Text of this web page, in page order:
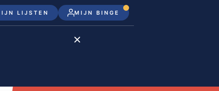
LIJSTEN MIJN BINGE
Disney+